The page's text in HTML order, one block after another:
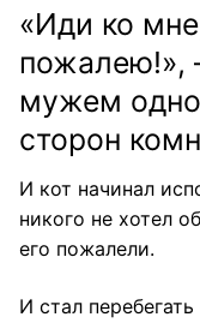
«Иди ко
пожалею!»,
мужем
сторон
И кот начинал
никого не хотел
его пожалели.
И стал